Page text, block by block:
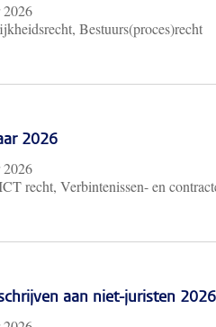
2026
Bestuurs(proces)recht
2026
2026
recht, Verbintenissen- en
aan niet-juristen 2026